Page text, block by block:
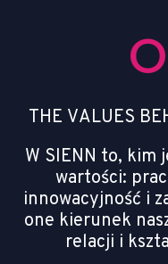
THE VALUES BE
W SIENN to, kim j
wartości: prac
innowacyjność i z
one kierunek nas
relacji i kszta